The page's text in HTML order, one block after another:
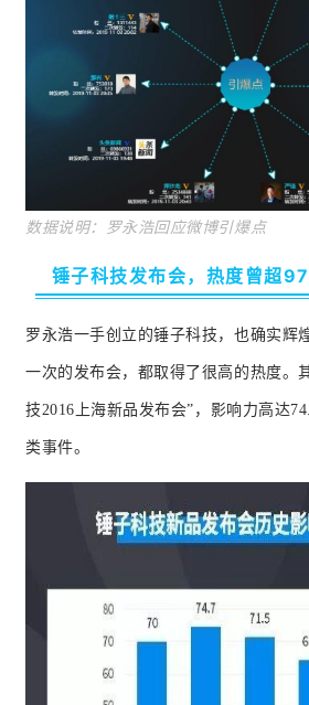
数据说明：罗永浩回应微博引爆点
锤子科技发布会，热度曾超
罗永浩一手创立的锤子科技，也确实辉
一次的发布会，都取得了很高的热度。
技2016上海新品发布会”，影响力高达
类事件。